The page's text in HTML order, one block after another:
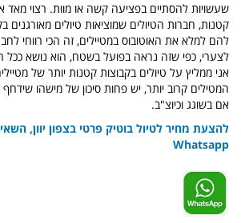
שעשויות להסתיים בפציעה קשה או מוות. רצוי מאד
קטנות, חברות הטיולים שמוציאות טיולים מאורגנים
להם למלא את האוטובוס במטיילים, זה הכי רווחי
לצערי, כפי שזה נראה בפועל בשטח, הוא נושא ככל
אני ממליץ על טיולים בקבוצות קטנות יותר של
המטילים קרוב יותר, יש פחות סיכון של מישהו
אם בשוגג וכיוצ"ב.
להצעת מחיר לטיול בוטיק פרטי בצפון יוון,
Whatsapp